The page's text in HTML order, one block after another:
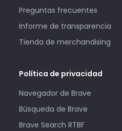
Preguntas frecuentes
Informe de transparencia
Tienda de merchandising
Política de privacidad
Navegador de Brave
Búsqueda de Brave
Brave Search RTBF